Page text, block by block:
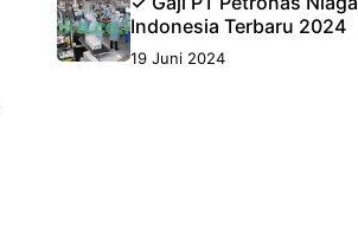
Indonesia Terbaru 2024
19 Juni 2024